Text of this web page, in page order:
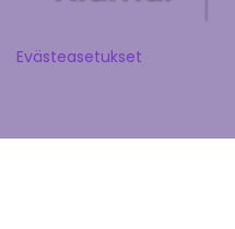
Evästeasetukset